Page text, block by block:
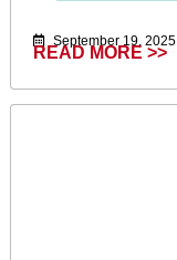
September 19, 2025
READ MORE >>